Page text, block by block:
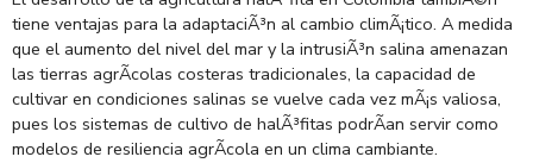
tiene ventajas para la adaptaciÃ³n al cambio climÃ¡tico. A medida
que el aumento del nivel del mar y la intrusiÃ³n salina amenazan
las tierras agrÃ­colas costeras tradicionales, la capacidad de
cultivar en condiciones salinas se vuelve cada vez mÃ¡s valiosa,
pues los sistemas de cultivo de halÃ³fitas podrÃ­an servir como
modelos de resiliencia agrÃ­cola en un clima cambiante.